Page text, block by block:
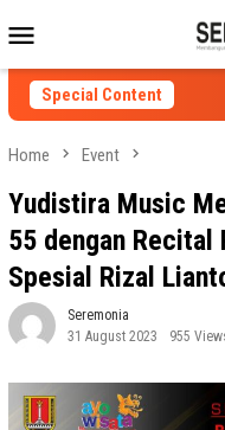
to
contentMenu
Special Content
Home Event
Yudistira Music
55 dengan Recital
Spesial Rizal
Seremonia
31 August 2023
955